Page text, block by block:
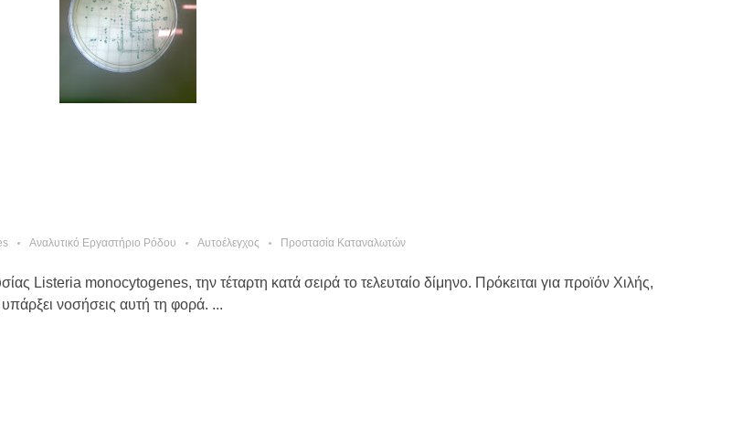
Αναλυτικό Εργαστήριο Ρόδου Αυτοέλεγχος Προστασία Καταναλωτών
Listeria monocytogenes, την τέταρτη κατά σειρά το τελευταίο δίμηνο. Πρόκειται για προϊόν Χιλής,
νοσήσεις αυτή τη φορά. ...